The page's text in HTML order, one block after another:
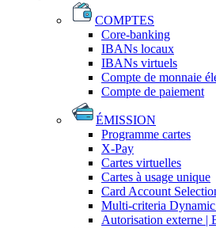
COMPTES
Core-banking
IBANs locaux
IBANs virtuels
Compte de monnaie
Compte de paiement
ÉMISSION
Programme cartes
X-Pay
Cartes virtuelles
Cartes à usage unique
Card Account
Multi-criteria
Autorisation externe |